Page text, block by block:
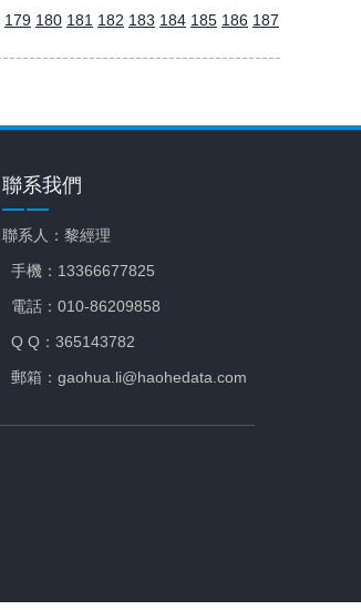
179 180 181 182 183 184 185 186 187
聯系我們
聯系人：黎經理
手機：13366677825
電話：010-86209858
Q Q：365143782
郵箱：gaohua.li@haohedata.com